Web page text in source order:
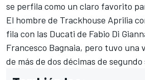
se perfila como un claro favorito
El hombre de Trackhouse Aprilia
fila con las Ducati de Fabio Di
Francesco Bagnaia, pero tuvo una
de más de dos décimas de